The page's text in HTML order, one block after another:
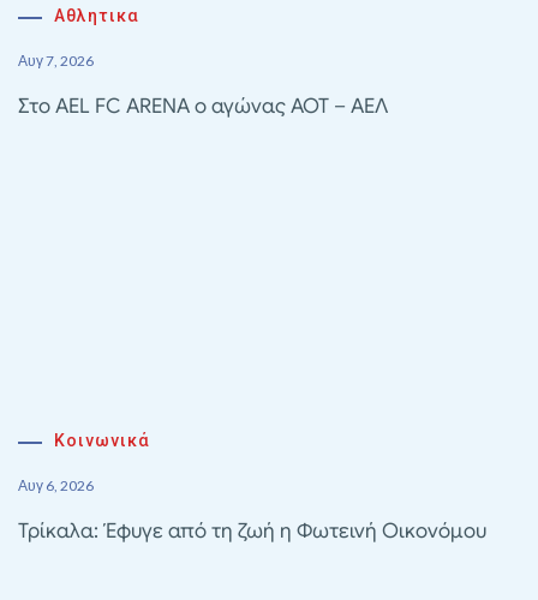
Αθλητικα
Αυγ 7, 2026
Στο AEL FC ARENA ο αγώνας ΑΟΤ – ΑΕΛ
Κοινωνικά
Αυγ 6, 2026
Τρίκαλα: Έφυγε από τη ζωή η Φωτεινή Οικονόμου